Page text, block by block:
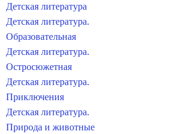
Детская литература
Детская литература.
Образовательная
Детская литература.
Остросюжетная
Детская литература.
Приключения
Детская литература.
Природа и животные